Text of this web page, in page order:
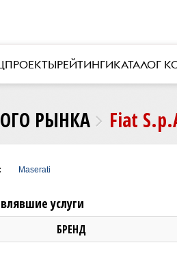
РЕЙТИНГИКАТАЛОГ
РЫНКА Fiat
Maserati
услуги
БРЕНД